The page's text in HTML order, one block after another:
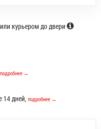
курьером до двери
подробнее →
14 дней, подробнее →